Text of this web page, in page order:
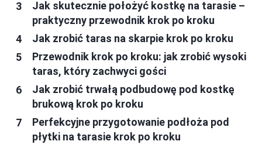
Jak skutecznie położyć kostkę na tarasie –
praktyczny przewodnik krok po kroku
Jak zrobić taras na skarpie krok po kroku
Przewodnik krok po kroku: jak zrobić wysoki
taras, który zachwyci gości
Jak zrobić trwałą podbudowę pod kostkę
brukową krok po kroku
Perfekcyjne przygotowanie podłoża pod
płytki na tarasie krok po kroku